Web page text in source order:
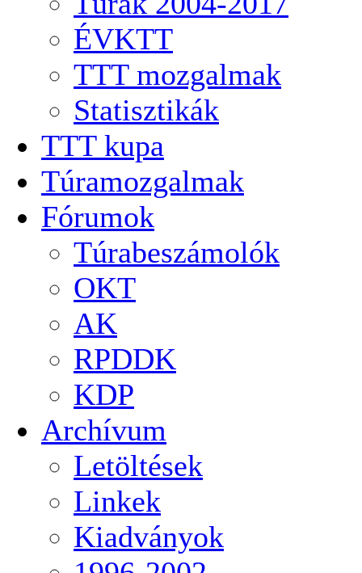
ÉVKTT
TTT mozgalmak
Statisztikák
TTT kupa
Túramozgalmak
Fórumok
Túrabeszámolók
OKT
AK
RPDDK
KDP
Archívum
Letöltések
Linkek
Kiadványok